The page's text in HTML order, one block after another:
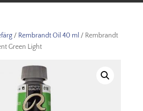
/ Rembrandt Oil 40 ml / Rembrandt
Green Light